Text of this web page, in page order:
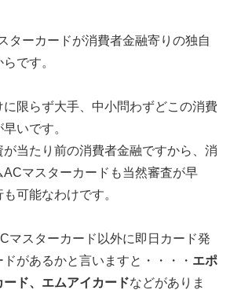
ターカードが消費者金融寄りの独自
です。
限らず大手、中小問わずどこの消費
いです。
当たり前の消費者金融ですから、消
マスターカードも当然審査が早
可能なわけです。
マスターカード以外に即日カード発
があるかと言いますと・・・・ エポ
ド、エムアイカードなどがありま